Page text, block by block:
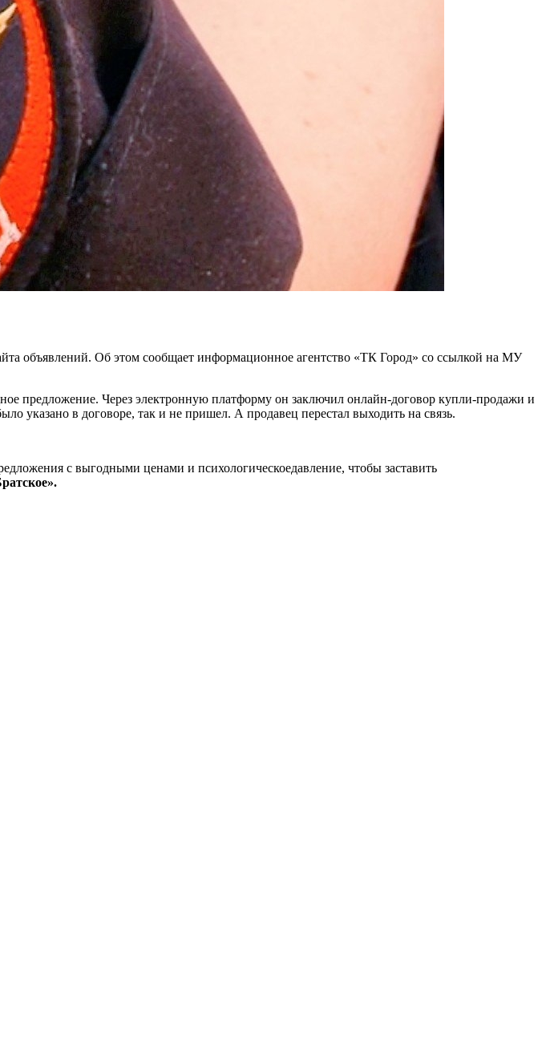
объявлений. Об этом сообщает информационное агентство «ТК Город» со ссылкой на МУ
предложение. Через электронную платформу он заключил онлайн-договор купли-продажи и
указано в договоре, так и не пришел. А продавец перестал выходить на связь.
с выгодными ценами и психологическоедавление, чтобы заставить